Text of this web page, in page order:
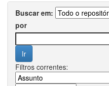
Buscar em:
por
Filtros correntes: